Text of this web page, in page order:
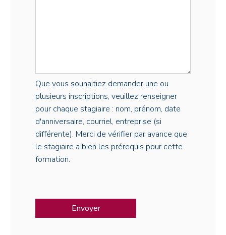
Que vous souhaitiez demander une ou
plusieurs inscriptions, veuillez renseigner
pour chaque stagiaire : nom, prénom, date
d'anniversaire, courriel, entreprise (si
différente). Merci de vérifier par avance que
le stagiaire a bien les prérequis pour cette
formation.